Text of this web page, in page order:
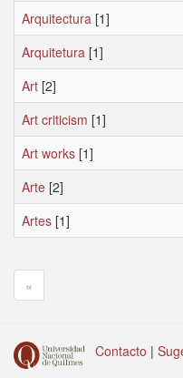
Arquitectura [1]
Arquitetura [1]
Art [2]
Art criticism [1]
Art works [1]
Arte [2]
Artes [1]
«
Contacto |